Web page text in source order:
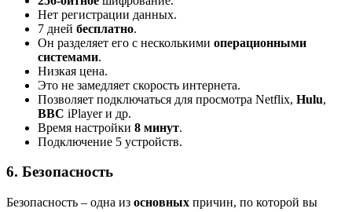
Нет регистрации данных.
7 дней бесплатно.
Он разделяет его с несколькими операционными
системами.
Низкая цена.
Это не замедляет скорость интернета.
Позволяет подключаться для просмотра Netflix, Hulu,
BBC iPlayer и др.
Время настройки 8 минут.
Подключение 5 устройств.
6. Безопасность
Безопасность – одна из основных причин, по которой вы